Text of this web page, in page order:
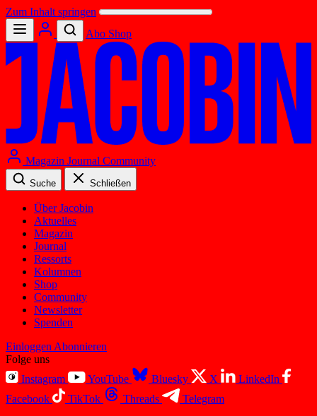
Zum Inhalt springen
Abo Shop
Magazin Journal Community
Suche Schließen
Über Jacobin
Aktuelles
Magazin
Journal
Ressorts
Kolumnen
Shop
Community
Newsletter
Spenden
Einloggen Abonnieren
Folge uns
Instagram
YouTube Bluesky X
LinkedIn
Facebook
TikTok Threads
Telegram